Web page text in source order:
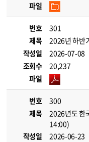
파일
번호
301
제목
2026년 하반
작성일
2026-07-08
조회수
20,237
파일
번호
300
제목
2026년도 한
14:00)
작성일
2026-06-23